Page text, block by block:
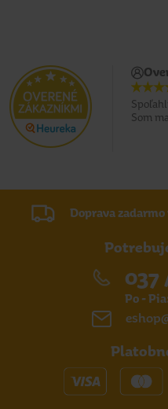
Som
Doprava
037
Po -